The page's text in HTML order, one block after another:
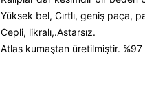
Yüksek bel, Cırtlı, geniş paça,
Cepli, likralı,.Astarsız.
Atlas kumaştan üretilmiştir.